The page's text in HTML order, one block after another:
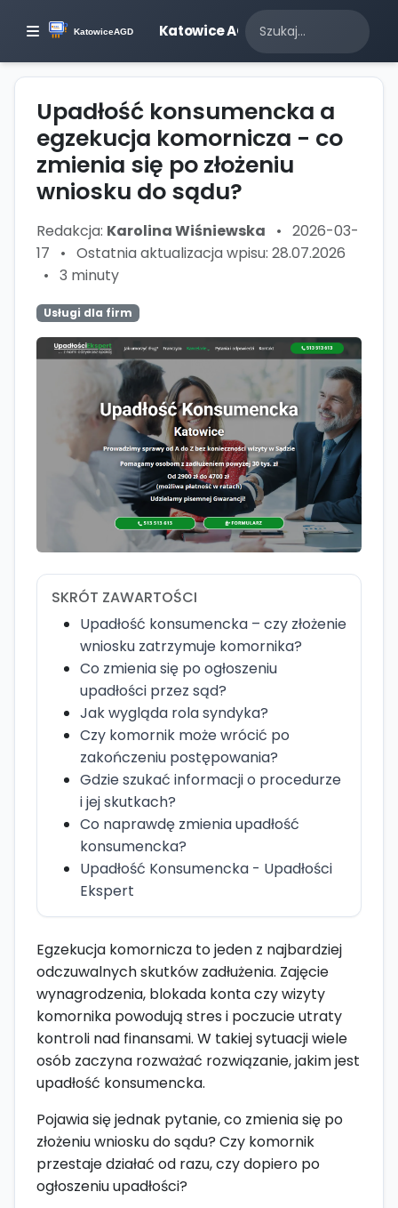
Katowice AGD
Upadłość konsumencka a
egzekucja komornicza - co
zmienia się po złożeniu
wniosku do sądu?
Redakcja: Karolina Wiśniewska • 2026-03-
17
• Ostatnia aktualizacja wpisu: 28.07.2026
• 3 minuty
Usługi dla firm
SKRÓT ZAWARTOŚCI
Upadłość konsumencka – czy złożenie
wniosku zatrzymuje komornika?
Co zmienia się po ogłoszeniu
upadłości przez sąd?
Jak wygląda rola syndyka?
Czy komornik może wrócić po
zakończeniu postępowania?
Gdzie szukać informacji o procedurze
i jej skutkach?
Co naprawdę zmienia upadłość
konsumencka?
Upadłość Konsumencka - Upadłości
Ekspert
Egzekucja komornicza to jeden z najbardziej
odczuwalnych skutków zadłużenia. Zajęcie
wynagrodzenia, blokada konta czy wizyty
komornika powodują stres i poczucie utraty
kontroli nad finansami. W takiej sytuacji wiele
osób zaczyna rozważać rozwiązanie, jakim jest
upadłość konsumencka.
Pojawia się jednak pytanie, co zmienia się po
złożeniu wniosku do sądu? Czy komornik
przestaje działać od razu, czy dopiero po
ogłoszeniu upadłości?